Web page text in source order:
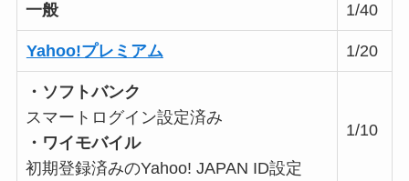
一般 1/40
Yahoo!プレミアム 1/20
・ソフトバンク
スマートログイン設定済み
・ワイモバイル
初期登録済みのYahoo! JAPAN ID設定
1/10